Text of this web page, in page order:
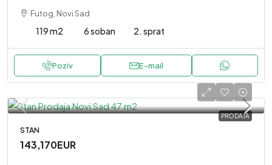
Futog, Novi Sad
119 m2 6 soban 2. sprat
Poziv E-mail
PRODAJA
STAN
143,170EUR